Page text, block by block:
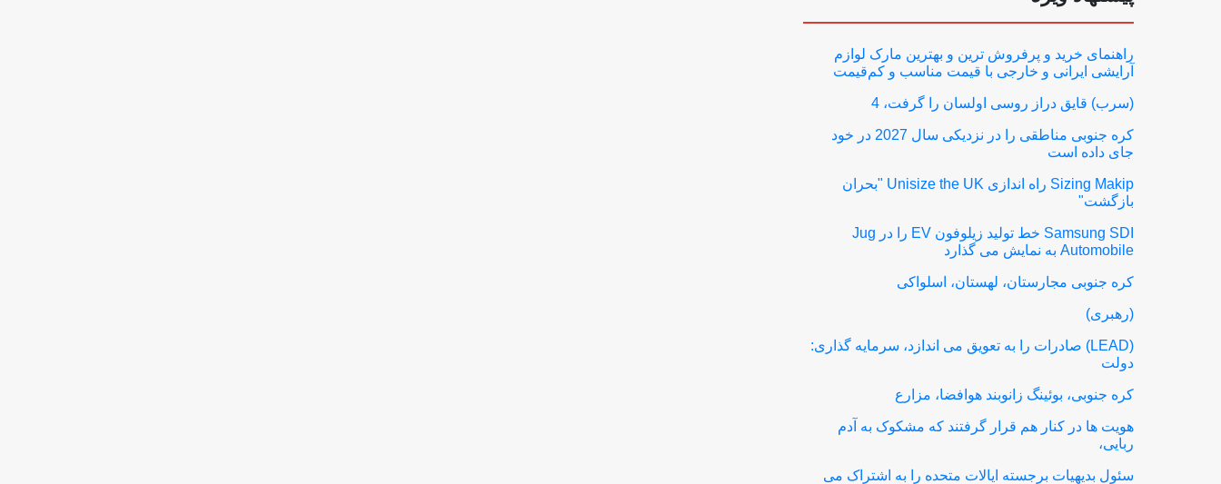
راهنمای خرید و پرفروش ترین و بهترین مارک لوازم
آرایشی ایرانی و خارجی با قیمت مناسب و کم‌قیمت
(سرب) قایق دراز روسی اولسان را گرفت، 4
کره جنوبی مناطقی را در نزدیکی سال 2027 در خود
جای داده است
Sizing Makip راه اندازی Unisize the UK "بحران
بازگشت"
Samsung SDI خط تولید زیلوفون EV را در Jug
Automobile به نمایش می گذارد
کره جنوبی مجارستان، لهستان، اسلواکی
(رهبری)
(LEAD) صادرات را به تعویق می اندازد، سرمایه گذاری:
دولت
کره جنوبی، بوئینگ زانوبند هوافضا، مزارع
هویت ها در کنار هم قرار گرفتند که مشکوک به آدم
ربایی،
سئول بدیهیات برجسته ایالات متحده را به اشتراک می